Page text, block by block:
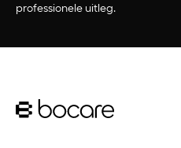
professionele uitleg.